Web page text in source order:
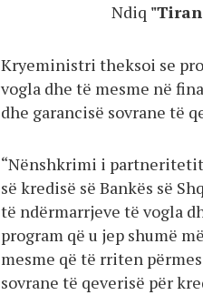
Ndiq
Kryeministri theksoi se
vogla dhe të mesme në
dhe garancisë sovrane të
“Nënshkrimi i
së kredisë së Bankës së
të ndërmarrjeve të vogla
program që u jep shumë
mesme që të rriten
sovrane të qeverisë për